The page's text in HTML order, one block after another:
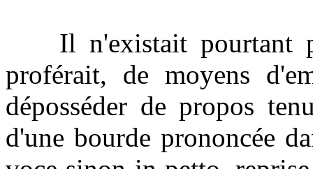
Il n'existait pourtant
proférait, de moyens
déposséder de propos
d'une bourde prononcée